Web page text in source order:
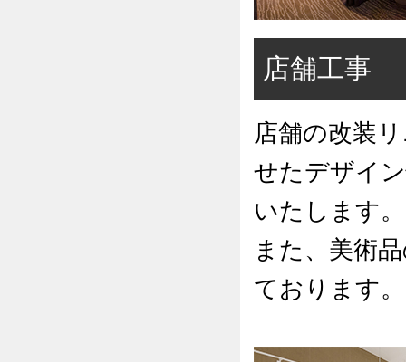
店舗工事
店舗の改装
せたデザイ
いたします。
また、美術
ております。